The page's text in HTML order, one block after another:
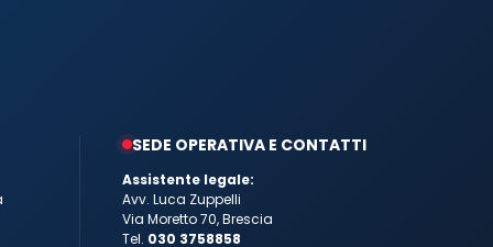
SEDE OPERATIVA E CONTATTI
Assistente legale:
Avv. Luca Zuppelli
Via Moretto 70, Brescia
Tel. 030 3758858